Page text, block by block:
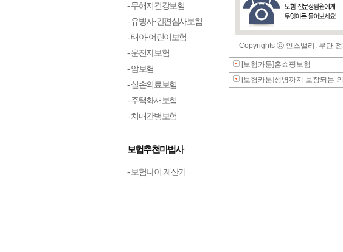
- 무해지건강보험
- 유병자·간편심사보험
- 태아·어린이보험
- 운전자보험
- 암보험
- 실손의료보험
- 주택화재보험
- 치매간병보험
보험추천마법사
- 보험나이 계산기
- Copyrights ⓒ 인스밸리. 무단
[보험카툰]홈쇼핑보험
[보험카툰]성병까지 보장되는